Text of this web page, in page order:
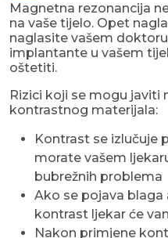
Magnetna rezonancija
na vaše tijelo. Opet
naglasite vašem
implantante u vašem
oštetiti.
Rizici koji se mogu javiti
kontrastnog materijala:
Kontrast se izlučuje
morate vašem
bubrežnih problema
Ako se pojava blaga
kontrast ljekar će
Nakon primjene